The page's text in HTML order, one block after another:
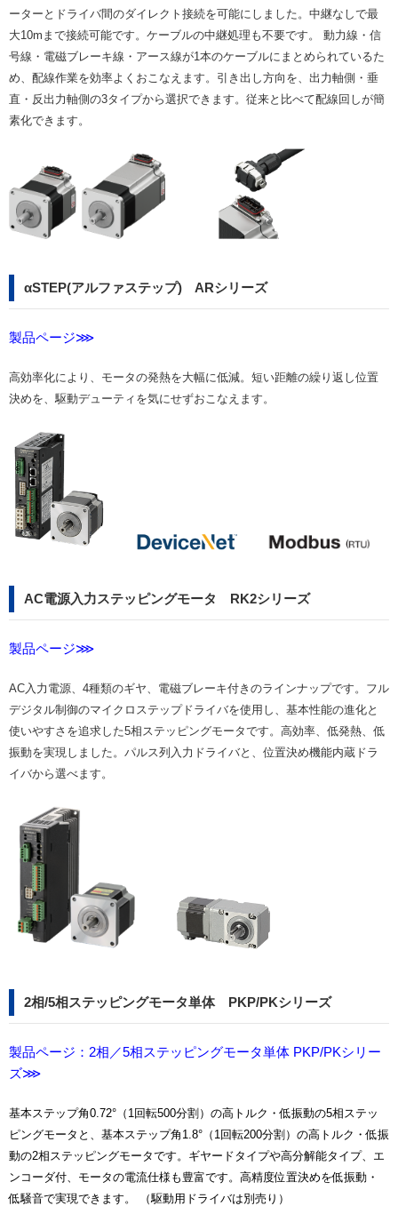
ーターとドライバ間のダイレクト接続を可能にしました。中継なしで最
大10mまで接続可能です。ケーブルの中継処理も不要です。 動力線・信
号線・電磁ブレーキ線・アース線が1本のケーブルにまとめられているた
め、配線作業を効率よくおこなえます。引き出し方向を、出力軸側・垂
直・反出力軸側の3タイプから選択できます。従来と比べて配線回しが簡
素化できます。
αSTEP(アルファステップ) ARシリーズ
製品ページ⋙
高効率化により、モータの発熱を大幅に低減。短い距離の繰り返し位置
決めを、駆動デューティを気にせずおこなえます。
AC電源入力ステッピングモータ RK2シリーズ
製品ページ⋙
AC入力電源、4種類のギヤ、電磁ブレーキ付きのラインナップです。フル
デジタル制御のマイクロステップドライバを使用し、基本性能の進化と
使いやすさを追求した5相ステッピングモータです。高効率、低発熱、低
振動を実現しました。パルス列入力ドライバと、位置決め機能内蔵ドラ
イバから選べます。
2相/5相ステッピングモータ単体 PKP/PKシリーズ
製品ページ：2相／5相ステッピングモータ単体 PKP/PKシリー
ズ⋙
基本ステップ角0.72°（1回転500分割）の高トルク・低振動の5相ステッ
ピングモータと、基本ステップ角1.8°（1回転200分割）の高トルク・低振
動の2相ステッピングモータです。ギヤードタイプや高分解能タイプ、エ
ンコーダ付、モータの電流仕様も豊富です。高精度位置決めを低振動・
低騒音で実現できます。 （駆動用ドライバは別売り）